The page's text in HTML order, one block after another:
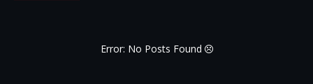
Error: No Posts Found